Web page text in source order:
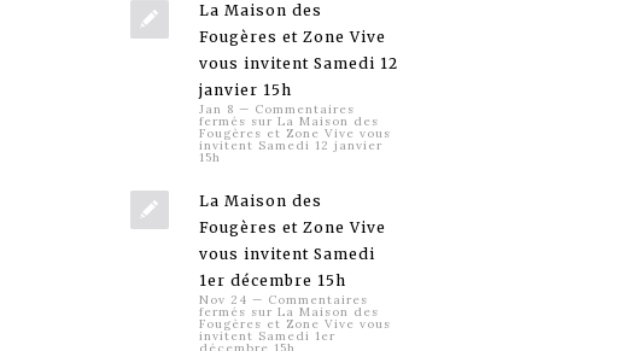
La Maison des
Fougères et Zone Vive
vous invitent Samedi 12
janvier 15h
Jan 8 — Commentaires
fermés sur La Maison des
Fougères et Zone Vive vous
invitent Samedi 12 janvier
15h
La Maison des
Fougères et Zone Vive
vous invitent Samedi
1er décembre 15h
Nov 24 — Commentaires
fermés sur La Maison des
Fougères et Zone Vive vous
invitent Samedi 1er